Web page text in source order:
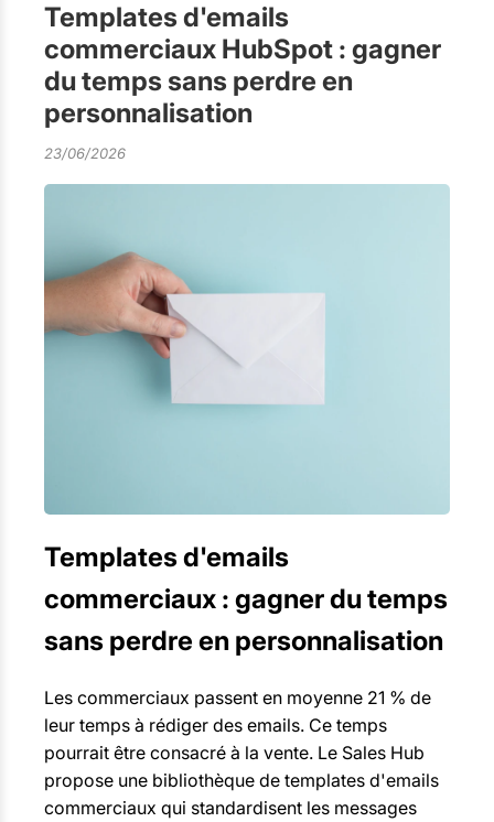
Templates d'emails
commerciaux HubSpot : gagner
du temps sans perdre en
personnalisation
23/06/2026
Templates d'emails
commerciaux : gagner du temps
sans perdre en personnalisation
Les commerciaux passent en moyenne 21 % de
leur temps à rédiger des emails. Ce temps
pourrait être consacré à la vente. Le Sales Hub
propose une bibliothèque de templates d'emails
commerciaux qui standardisent les messages